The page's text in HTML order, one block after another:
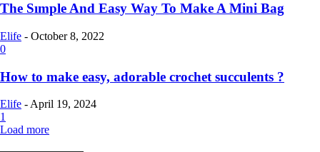
The Sımple And Easy Way To Make A Mini Bag
Elife - October 8, 2022
0
How to make easy, adorable crochet succulents ?
Elife - April 19, 2024
1
Load more